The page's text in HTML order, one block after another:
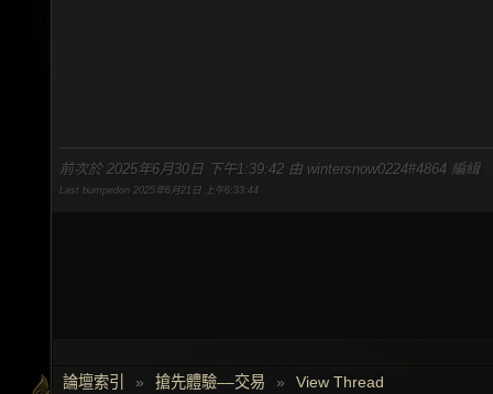
前次於 2025年6月30日 下午1:39:42 由 wintersnow0224#4864 編緝
Last bumpedon 2025年6月21日 上午6:33:44
論壇索引 » 搶先體驗––交易 » View Thread